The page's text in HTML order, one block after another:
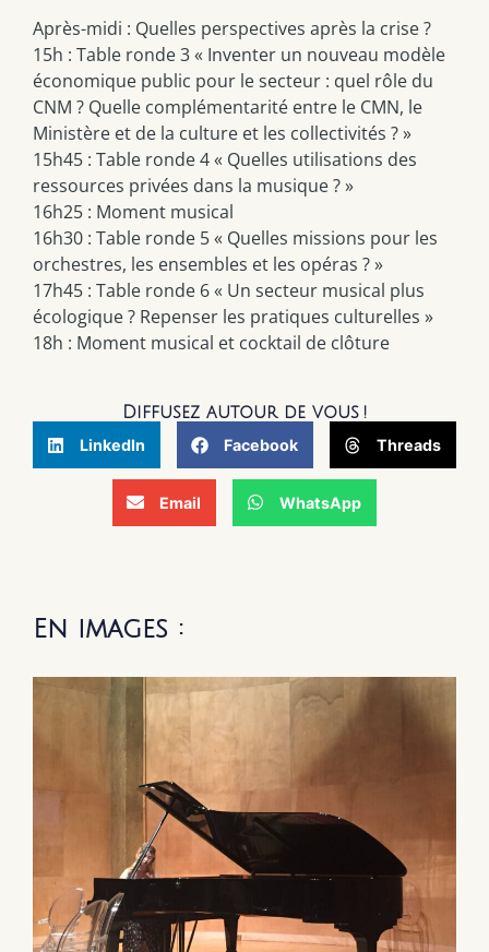
Après-midi : Quelles perspectives après la crise ?
15h : Table ronde 3 « Inventer un nouveau modèle
économique public pour le secteur : quel rôle du
CNM ? Quelle complémentarité entre le CMN, le
Ministère et de la culture et les collectivités ? »
15h45 : Table ronde 4 « Quelles utilisations des
ressources privées dans la musique ? »
16h25 : Moment musical
16h30 : Table ronde 5 « Quelles missions pour les
orchestres, les ensembles et les opéras ? »
17h45 : Table ronde 6 « Un secteur musical plus
écologique ? Repenser les pratiques culturelles »
18h : Moment musical et cocktail de clôture
Diffusez autour de vous !
LinkedIn Facebook Threads
Email WhatsApp
En images :